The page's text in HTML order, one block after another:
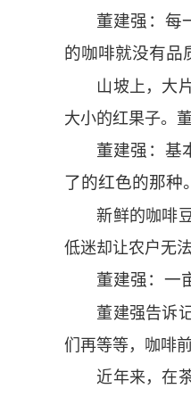
董建强：每
的咖啡就没有品
山坡上，大片
大小的红果子。
董建强：基
了的红色的那种。
新鲜的咖啡豆
低迷却让农户无
董建强：一
董建强告诉记
们再等等，咖啡
近年来，在茶